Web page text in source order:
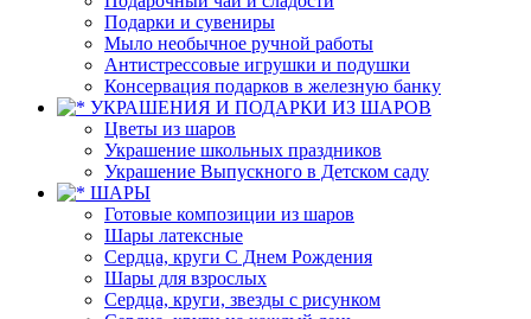
Подарки и сувениры
Мыло необычное ручной работы
Антистрессовые игрушки и подушки
Консервация подарков в железную банку
УКРАШЕНИЯ И ПОДАРКИ ИЗ ШАРОВ
Цветы из шаров
Украшение школьных праздников
Украшение Выпускного в Детском саду
ШАРЫ
Готовые композиции из шаров
Шары латексные
Сердца, круги С Днем Рождения
Шары для взрослых
Сердца, круги, звезды с рисунком